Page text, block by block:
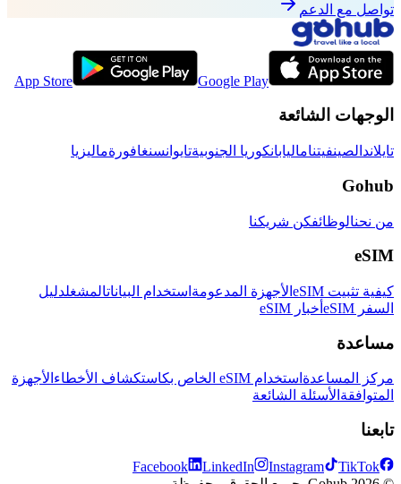
تواصل مع الدعم
App Store Google Play
الوجهات الشائعة
تايلاند الصينفيتناماليابانكوريا الجنوبيةتايوانسنغافورةماليزيا
Gohub
من نحنالوظائفكن شريكنا
eSIM
كيفية تثبيت eSIM الأجهزة المدعومة استخدام البياناتالمشغلدليل
السفر eSIM
أخبار eSIM
مساعدة
مركز المساعدة استخدام eSIM الخاص بك استكشاف الأخطاء الأجهزة
المتوافقة الأسئلة الشائعة
تابعنا
Facebook LinkedIn Instagram
TikTok